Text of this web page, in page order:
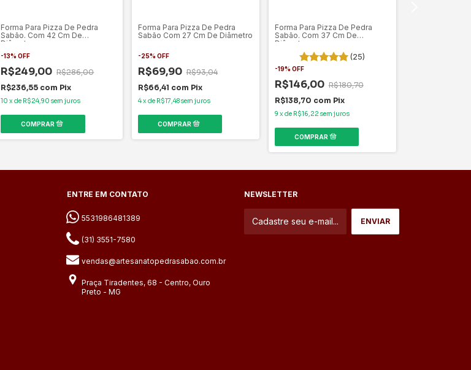
Forma Para Pizza De Pedra
Sabão. Com 42 Cm De
Diâmetro
-13%OFF
R$249,00 R$286,00
R$236,55 com Pix
10 xde R$24,90 sem juros
Forma Para Pizza De Pedra
Sabão Com 27 Cm De Diâmetro
-25% OFF
R$69,90 R$93,04
R$66,41 com Pix
4xde R$17,48sem juros
Forma Para Pizza De Pedra
Sabão. Com 37 Cm De
Diâmetro
(25)
-19% OFF
R$146,00 R$180,70
R$138,70 com Pix
9 xde R$16,22 sem juros
ENTRE EM CONTATO
5531986481389
(31) 3551-7580
vendas@artesanatopedrasabao.com.br
Praça Tiradentes, 68 - Centro, Ouro
Preto - MG
NEWSLETTER